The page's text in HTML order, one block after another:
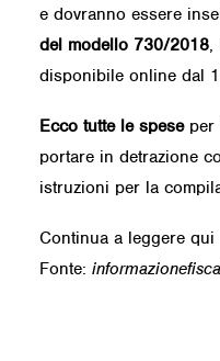
e dovranno essere
del modello 730/2018,
disponibile online dal
Ecco tutte le speseper
portare in detrazione
istruzioni per la
Continua a leggere qui
Fonte: